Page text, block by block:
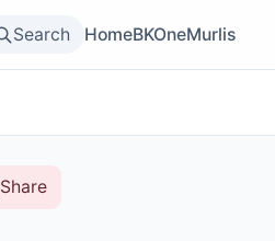
Search HomeBKOneMurlis
Share